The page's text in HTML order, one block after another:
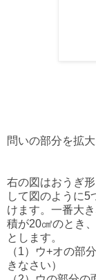
問いの部分を拡大
右の図はおうぎ
して図のように5
けます。一番大
積が20㎠のとき
とします。
（1）ウ+オの
きなさい）